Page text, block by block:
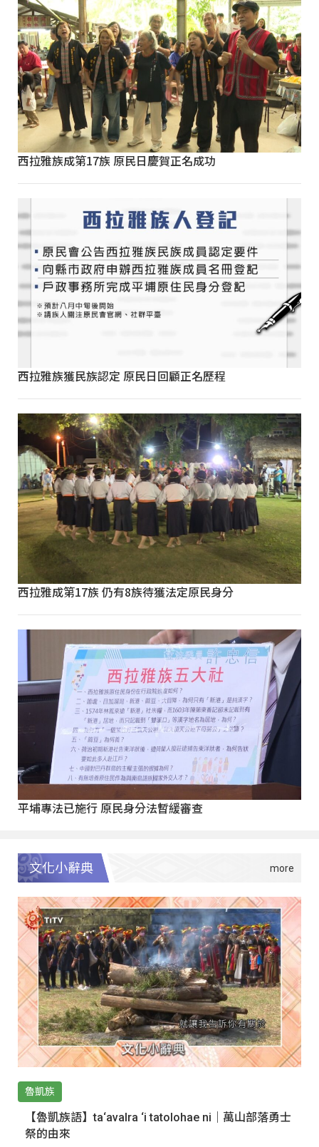
西拉雅族成第17族 原民日慶賀正名成功
西拉雅族獲民族認定 原民日回顧正名歷程
西拉雅成第17族 仍有8族待獲法定原民身分
平埔專法已施行 原民身分法暫緩審查
文化小辭典
魯凱族
【魯凱族語】ta‘avalra ‘i tatolohae ni｜萬山部落勇士
祭的由來